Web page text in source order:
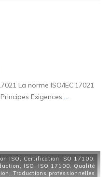
La norme ISO/IEC 17021
Exigences ...
ISO , Certification ISO 17100,
, ISO , ISO 17100, Qualité
, Traductions professionnelles